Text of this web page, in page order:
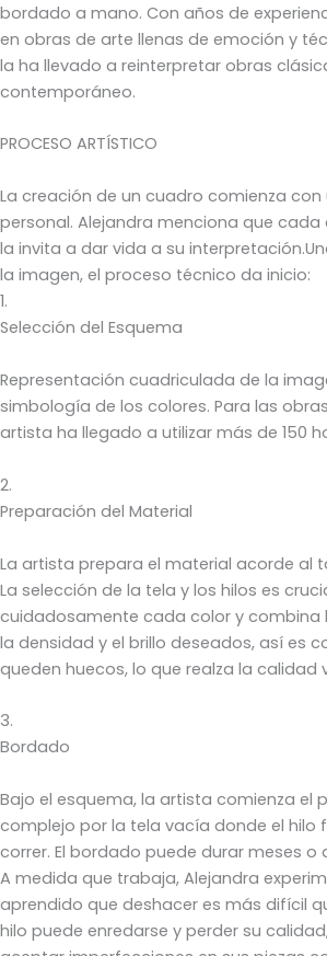
bordado a mano. Con años de
en obras de arte llenas de emoción y
la ha llevado a reinterpretar obras
contemporáneo.
PROCESO ARTÍSTICO
La creación de un cuadro comienza con
personal. Alejandra menciona que cada
la invita a dar vida a su
la imagen, el proceso técnico da inicio:
1.
Selección del Esquema
Representación cuadriculada de la
simbología de los colores. Para las
artista ha llegado a utilizar más de 150
2.
Preparación del Material
La artista prepara el material acorde al
La selección de la tela y los hilos es
cuidadosamente cada color y combina
la densidad y el brillo deseados, así es
queden huecos, lo que realza la calidad
3.
Bordado
Bajo el esquema, la artista comienza el
complejo por la tela vacía donde el hilo
correr. El bordado puede durar meses o
A medida que trabaja, Alejandra
aprendido que deshacer es más difícil
hilo puede enredarse y perder su